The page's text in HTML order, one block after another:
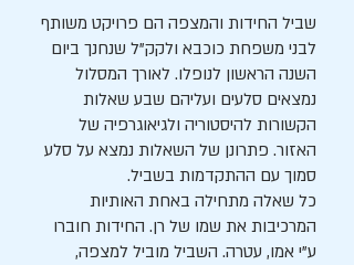
שביל החידות והמצפה הם פרויקט משותף
לבני משפחת כוכבא ולקק"ל שנחנך ביום
השנה הראשון לנופלו. לאורך המסלול
נמצאים סלעים ועליהם שבע שאלות
הקשורות להיסטוריה ולגיאוגרפיה של
האזור. פתרונן של השאלות נמצא על סלע
סמוך עם ההתקדמות בשביל.
כל שאלה מתחילה באחת האותיות
המרכיבות את שמו של רן. החידות חוברו
ע"י אמו, עטרה. השביל מוביל למצפה,